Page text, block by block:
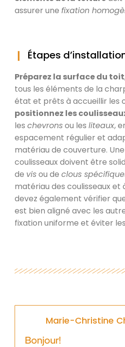
assurer une fixation
Étapes
Préparez la surface du toit
tous les éléments de la
état et prêts à accueillir les
positionnez les
les chevronsou les liteaux,
espacement régulier et
matériau de couverture.
coulisseaux doivent être
de visou de clous
matériau des coulisseaux et
devez également vérifier
est bien aligné avec les
fixation uniforme et éviter
Marie-Christine
Bonjour!